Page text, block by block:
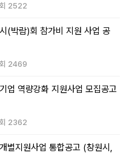
2522
(박람)회 참가비 지원 사업 공
2469
업 역량강화 지원사업 모집공고
2362
별지원사업 통합공고 (창원시,